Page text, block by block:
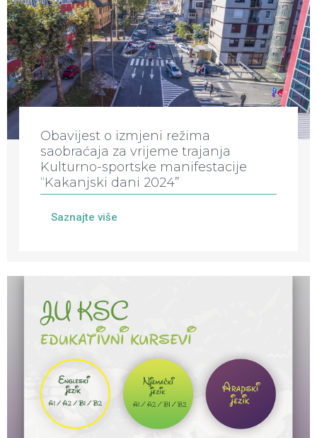
Obavijest o izmjeni režima
saobraćaja za vrijeme trajanja
Kulturno-sportske manifestacije
“Kakanjski dani 2024”
Saznajte više